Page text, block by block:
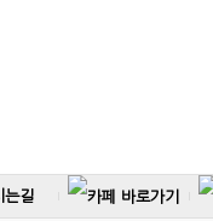
는길